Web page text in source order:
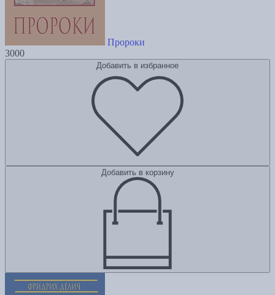
Пророки
3000
Добавить в избранное
Добавить в корзину